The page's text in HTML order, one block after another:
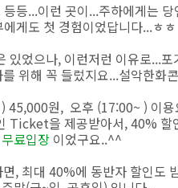
등...이런 곳이...주하에게는
게도 첫 경험이었답니다...ㅎㅎ
있었으나, 이런저런 이유로...
위해 꼭 들렀지요...설악한화
45,000원, 오후 (17:00~ ) 이
Ticket을 제공받아서, 40%
료입장 이었구요..^^
, 최대 40%에 동반자 할인도